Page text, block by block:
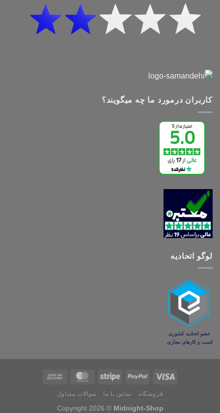
کاربران درمورد ما چه میگویند؟
لوگو اتحادیه
فروشگاه تماس با ما سوالات متداول
Copyright 2026 © Midnight-Shop